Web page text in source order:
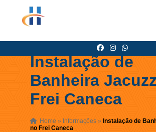
Instalação de
Banheira
Frei Caneca
Home » Informações » Instalação de
no Frei Caneca